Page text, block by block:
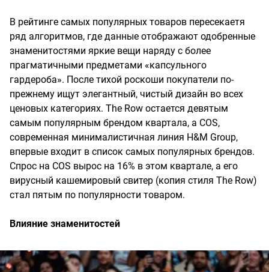
В рейтинге самых популярных товаров пересекаетя
ряд алгоритмов, где данные отображают одобренные
знаменитостями яркие вещи наряду с более
прагматичными предметами «капсульного
гардероба». После тихой роскоши покупатели по-
прежнему ищут элегантный, чистый дизайн во всех
ценовых категориях. The Row остается девятым
самым популярным брендом квартала, а COS,
современная минималистичная линия H&M Group,
впервые входит в список самых популярных брендов.
Спрос на COS вырос на 16% в этом квартале, а его
вирусный кашемировый свитер (копия стиля The Row)
стал пятым по популярности товаром.
Влияние знаменитостей